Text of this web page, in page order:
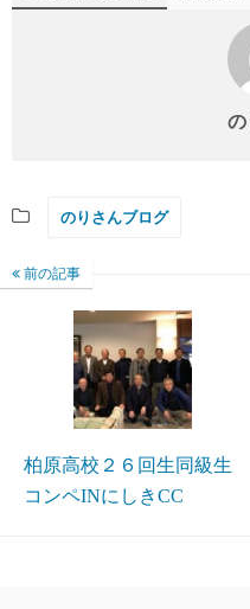
の
のりさんブログ
前の記事
柏原高校２６回生同級生
コンペINにしきCC